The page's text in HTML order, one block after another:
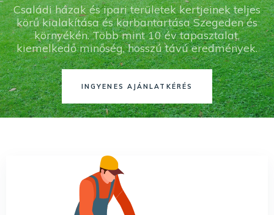
Családi házak és ipari területek kertjeinek teljes
körű kialakítása és karbantartása Szegeden és
környékén. Több mint 10 év tapasztalat,
kiemelkedő minőség, hosszú távú eredmények.
INGYENES AJÁNLATKÉRÉS